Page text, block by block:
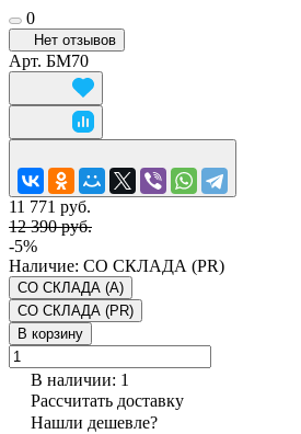
0
Нет отзывов
Арт. БM70
11 771 руб.
12 390 руб.
-5%
Наличие: СО СКЛАДА (PR)
СО СКЛАДА (A)
СО СКЛАДА (PR)
В корзину
В наличии: 1
Рассчитать доставку
Нашли дешевле?